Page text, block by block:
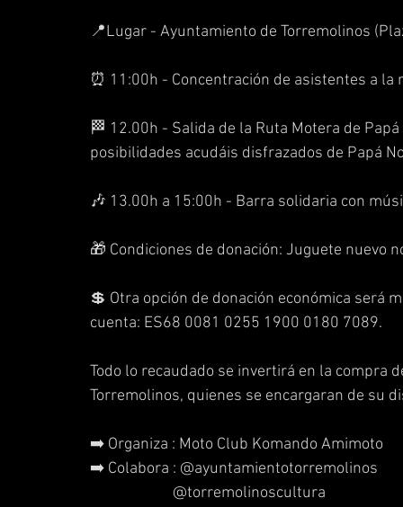
📍Lugar - Ayuntamiento de Torremolinos
⏰ 11:00h - Concentración de asistentes a la
🏁 12.00h - Salida de la Ruta Motera de
posibilidades acudáis disfrazados de Papá
🎶 13.00h a 15:00h - Barra solidaria con
🎁 Condiciones de donación: Juguete nuevo
💲 Otra opción de donación económica será
cuenta: ES68 0081 0255 1900 0180 7089.
Todo lo recaudado se invertirá en la compra
Torremolinos, quienes se encargaran de su
➡️ Organiza : Moto Club Komando Amimoto
➡️ Colabora : @ayuntamientotorremolinos
@torremolinoscultura